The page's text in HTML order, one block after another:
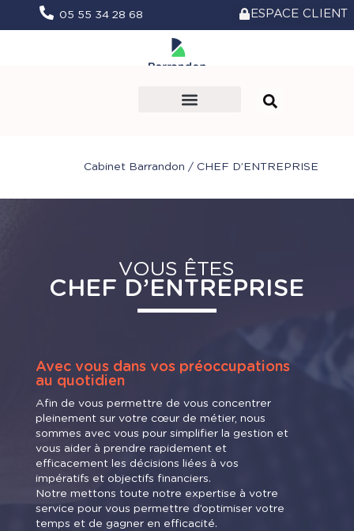
05 55 34 28 68 ESPACE CLIENT
Cabinet Barrandon /CHEF D’ENTREPRISE
VOUS ÊTES
CHEF D’ENTREPRISE
Avec vous dans vos préoccupations
au quotidien
Afin de vous permettre de vous concentrer
pleinement sur votre cœur de métier, nous
sommes avec vous pour simplifier la gestion et
vous aider à prendre rapidement et
efficacement les décisions liées à vos
impératifs et objectifs financiers.
Notre mettons toute notre expertise à votre
service pour vous permettre d’optimiser votre
temps et de gagner en efficacité.